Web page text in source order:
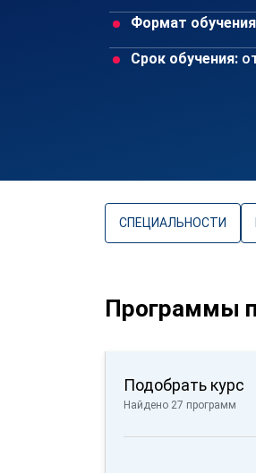
Формат
Срок обучения:
СПЕЦИАЛЬНОСТИ
Программы
Подобрать курс
Найдено 27 программ